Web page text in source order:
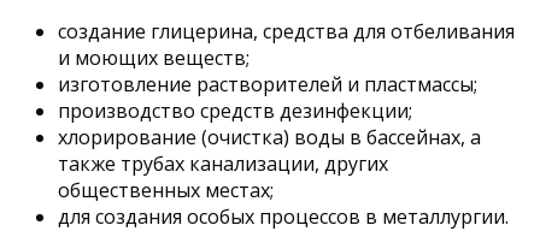
создание глицерина, средства для отбеливания
и моющих веществ;
изготовление растворителей и пластмассы;
производство средств дезинфекции;
хлорирование (очистка) воды в бассейнах, а
также трубах канализации, других
общественных местах;
для создания особых процессов в металлургии.